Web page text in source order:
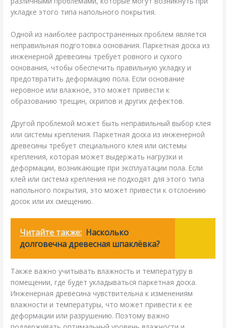
укладке этого типа напольного покрытия.
Одной из наиболее распространенных проблем является
неправильная подготовка основания. Паркетная доска из
инженерной древесины требует ровного и сухого
основания, чтобы обеспечить правильную укладку и
предотвратить деформацию пола. Если основание
неровное или влажное, это может привести к
образованию трещин, скрипов и других дефектов.
Другой проблемой может быть неправильный выбор клея
или системы крепления. Паркетная доска из инженерной
древесины требует специального клея или системы
крепления, которая может выдержать нагрузки и
деформации, возникающие при эксплуатации пола. Если
клей или система крепления не подходят для этого типа
напольного покрытия, это может привести к отслоению
досок или их смещению.
Читайте также: Насколько
долговечна древесная шпаклёвка?
Также важно учитывать влажность и температуру в
помещении, где будет укладываться паркетная доска.
Инженерная древесина чувствительна к изменениям
влажности и температуры, что может привести к ее
деформации или разрушению. Поэтому важно